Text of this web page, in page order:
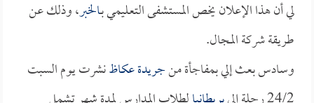
لي أن هذا الإعلان يخص المستشفى التعليمي بـالخبر، وذلك عن
طريقة شركة المجال.
وسادس بعث إلي بمفاجأة منجريدة عكاظنشرت يوم السبت